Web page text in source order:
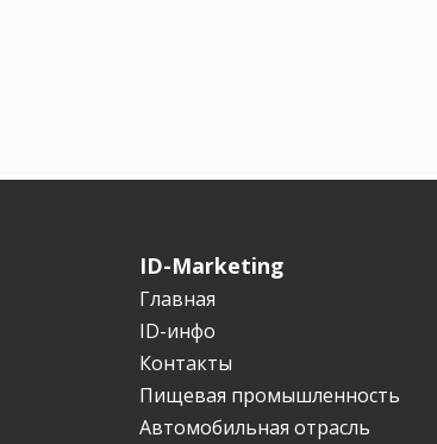
ID-Marketing
Главная
ID-инфо
Контакты
Пищевая промышленность
Автомобильная отрасль